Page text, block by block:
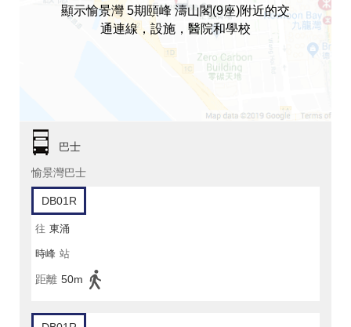
顯示愉景灣 5期頤峰 濤山閣(9座)附近的交
通連線，設施，醫院和學校
巴士
愉景灣巴士
DB01R
往 東涌
時峰 站
距離 50m